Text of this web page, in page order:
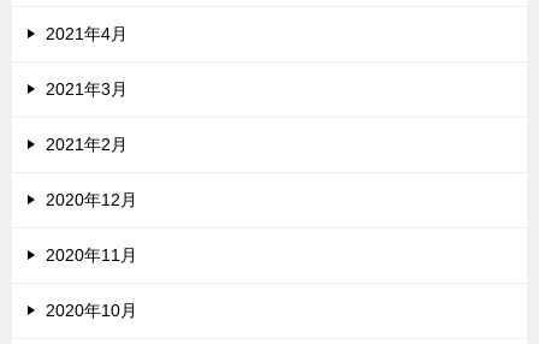
2021年4月
2021年3月
2021年2月
2020年12月
2020年11月
2020年10月